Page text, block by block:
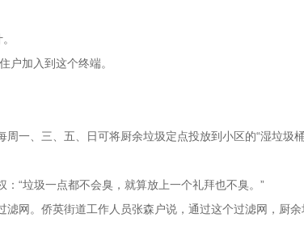
加入到这个终端。
一、三、五、日可将厨余垃圾定点投放到小区的“湿垃圾
“垃圾一点都不会臭，就算放上一个礼拜也不臭。”
网。侨英街道工作人员张森户说，通过这个过滤网，厨